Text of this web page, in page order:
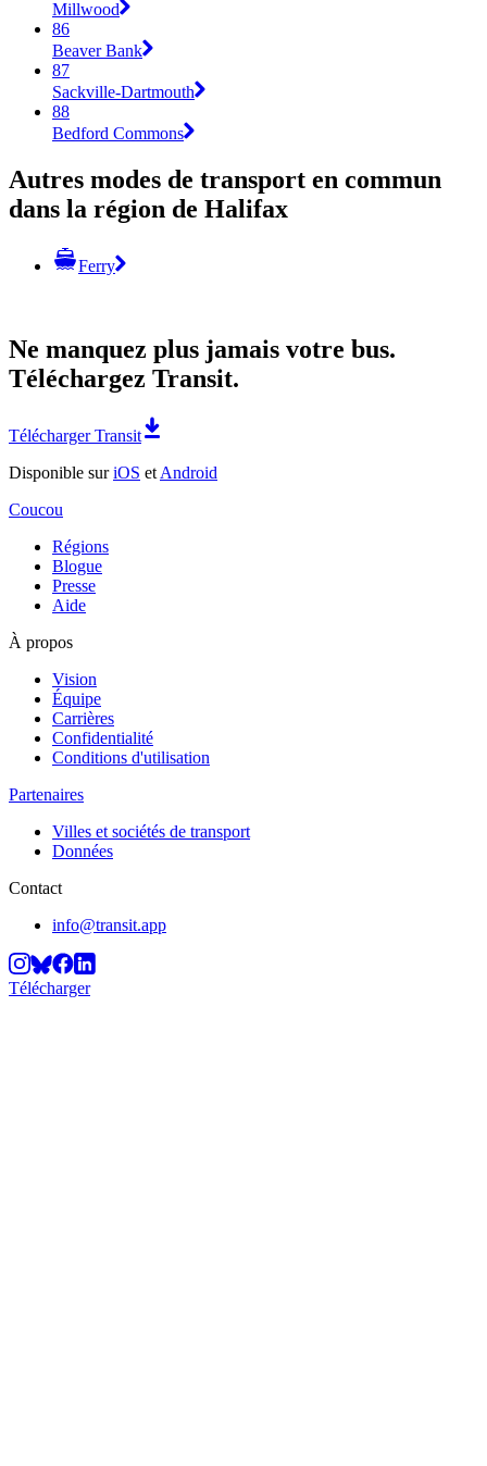
Millwood
86
Beaver Bank
87
Sackville-Dartmouth
88
Bedford Commons
Autres modes de transport en commun
dans la région de Halifax
Ferry
Ne manquez plus jamais votre bus.
Téléchargez Transit.
Télécharger Transit
Disponible suriOS et Android
Coucou
Régions
Blogue
Presse
Aide
À propos
Vision
Équipe
Carrières
Confidentialité
Conditions d'utilisation
Partenaires
Villes et sociétés de transport
Données
Contact
info@transit.app
Télécharger